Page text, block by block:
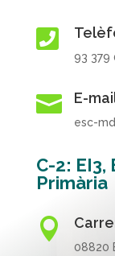

93 379
 E-
esc-
C-2: EI3,
Primària

08820